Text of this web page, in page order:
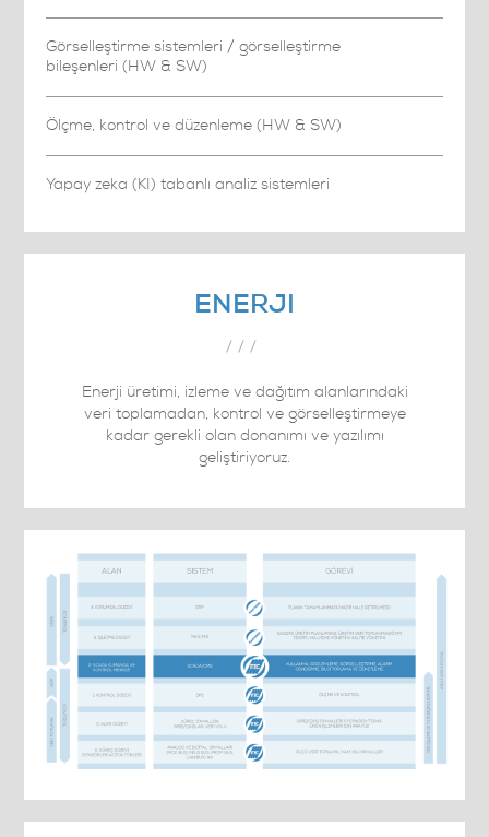
Görselleştirme sistemleri / görselleştirme
bileşenleri (HW & SW)
Ölçme, kontrol ve düzenleme (HW & SW)
Yapay zeka (KI) tabanlı analiz sistemleri
ENERJI
///
Enerji üretimi, izleme ve dağıtım alanlarındaki
veri toplamadan, kontrol ve görselleştirmeye
kadar gerekli olan donanımı ve yazılımı
geliştiriyoruz.